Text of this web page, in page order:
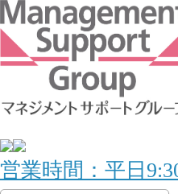
営業時間：平日